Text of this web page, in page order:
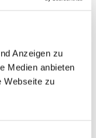
Anzeigen zu
Medien anbieten
Webseite zu
Entwickler,
private